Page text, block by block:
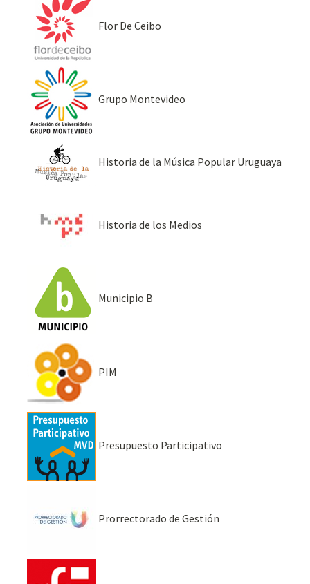
Flor De Ceibo
Grupo Montevideo
Historia de la Música Popular Uruguaya
Historia de los Medios
Municipio B
PIM
Presupuesto Participativo
Prorrectorado de Gestión